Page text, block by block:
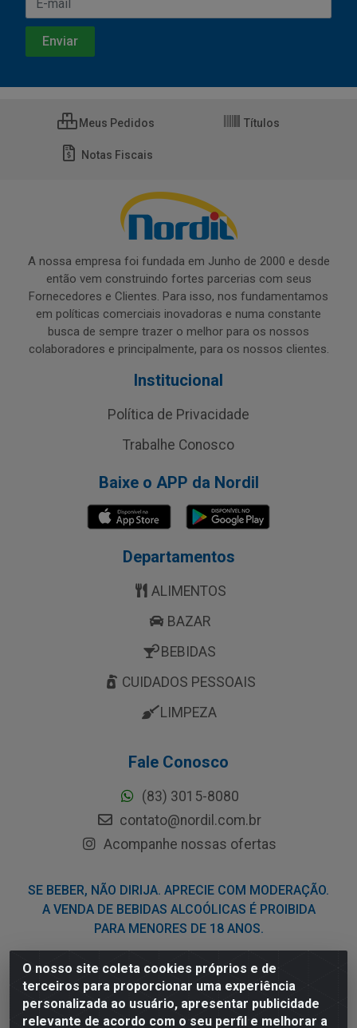
O nosso site coleta cookies próprios e de
terceiros para proporcionar uma experiência
personalizada ao usuário, apresentar publicidade
relevante de acordo com o seu perfil e melhorar a
Meus Pedidos Títulos
Notas Fiscais
A nossa empresa foi fundada em Junho de 2000 e desde
então vem construindo fortes parcerias com seus
Fornecedores e Clientes. Para isso, nos fundamentamos
em políticas comerciais inovadoras e numa constante
busca de sempre trazer o melhor para os nossos
colaboradores e principalmente, para os nossos clientes.
Institucional
Política de Privacidade
Trabalhe Conosco
Baixe o APP da Nordil
Departamentos
ALIMENTOS
BAZAR
BEBIDAS
CUIDADOS PESSOAIS
LIMPEZA
Fale Conosco
(83) 3015-8080
contato@nordil.com.br
Acompanhe nossas ofertas
SE BEBER, NÃO DIRIJA. APRECIE COM MODERAÇÃO.
A VENDA DE BEBIDAS ALCOÓLICAS É PROIBIDA
PARA MENORES DE 18 ANOS.
Nordil Distribuidora - Avenida Liberdade, 2738, Bloco F -
Sesi - Bayeux/PB - CEP 58.111-400 - CNPJ
03.775.813/0001-41